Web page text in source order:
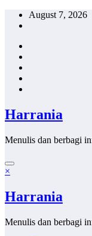
Skip
August 7, 2026
Harrania
Menulis dan berbagi
×
Harrania
Menulis dan berbagi